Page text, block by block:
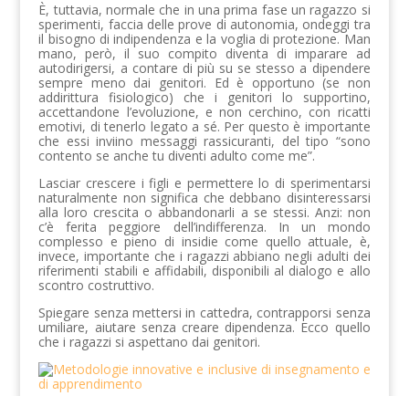
È, tuttavia, normale che in una prima fase un ragazzo si
sperimenti, faccia delle prove di autonomia, ondeggi tra
il bisogno di indipendenza e la voglia di protezione. Man
mano, però, il suo compito diventa di imparare ad
autodirigersi, a contare di più su se stesso a dipendere
sempre meno dai genitori. Ed è opportuno (se non
addirittura fisiologico) che i genitori lo supportino,
accettandone l’evoluzione, e non cerchino, con ricatti
emotivi, di tenerlo legato a sé. Per questo è importante
che essi inviino messaggi rassicuranti, del tipo “sono
contento se anche tu diventi adulto come me”.
Lasciar crescere i figli e permettere lo di sperimentarsi
naturalmente non significa che debbano disinteressarsi
alla loro crescita o abbandonarli a se stessi. Anzi: non
c’è ferita peggiore dell’indifferenza. In un mondo
complesso e pieno di insidie come quello attuale, è,
invece, importante che i ragazzi abbiano negli adulti dei
riferimenti stabili e affidabili, disponibili al dialogo e allo
scontro costruttivo.
Spiegare senza mettersi in cattedra, contrapporsi senza
umiliare, aiutare senza creare dipendenza. Ecco quello
che i ragazzi si aspettano dai genitori.